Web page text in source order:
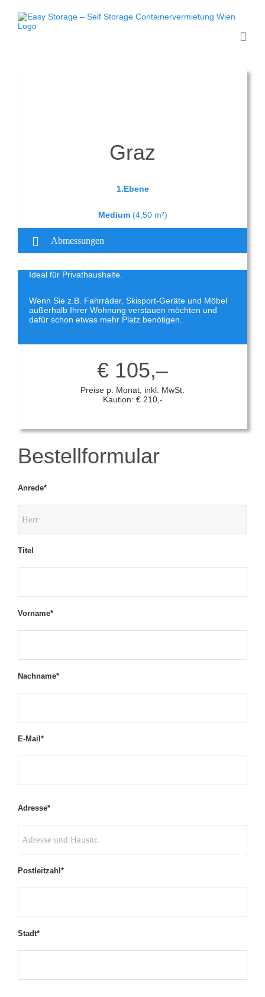
Inhalt
springen
Graz
1.Ebene
Medium (4,50 m²)
Abmessungen
Ideal für Privathaushalte.
Wenn Sie z.B. Fahrräder, Skisport-Geräte und Möbel
außerhalb Ihrer Wohnung verstauen möchten und
dafür schon etwas mehr Platz benötigen.
€ 105,–
Preise p. Monat, inkl. MwSt.
Kaution: € 210,-
Bestellformular
Anrede*
Titel
Vorname*
Nachname*
E-Mail*
Adresse*
Postleitzahl*
Stadt*